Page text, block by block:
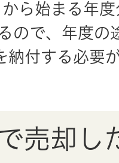
ら始まる年
ので、年度の
納付する必要
売却し